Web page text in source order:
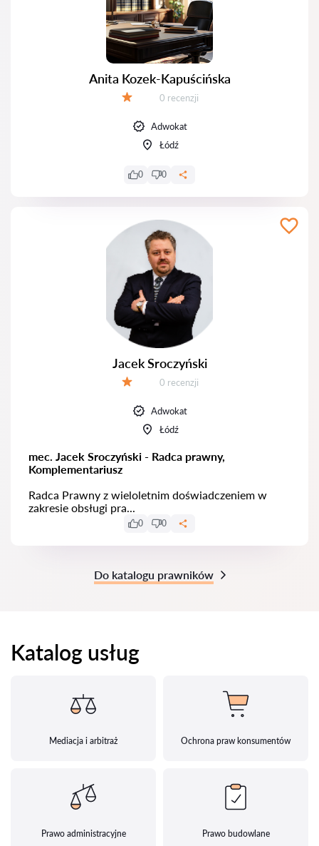
Anita Kozek-Kapuścińska
Recenzji:
0 recenzji
Adwokat
Łódź
0 0
Jacek Sroczyński
Recenzji:
0 recenzji
Adwokat
Łódź
mec. Jacek Sroczyński - Radca prawny,
Komplementariusz
Radca Prawny z wieloletnim doświadczeniem w
zakresie obsługi pra...
0 0
Do katalogu prawników
Katalog usług
Mediacja i arbitraż Ochrona praw konsumentów
Prawo administracyjne Prawo budowlane